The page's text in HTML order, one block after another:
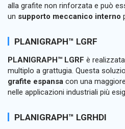
alla grafite non rinforzata e può
un supporto meccanico interno
PLANIGRAPH™ LGRF
PLANIGRAPH™ LGRF è
multiplo a grattugia. Questa
grafite espansa con una
nelle applicazioni industriali più
PLANIGRAPH™ LGRHDI